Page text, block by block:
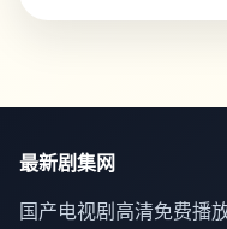
最新剧集网
国产电视剧高清免费播